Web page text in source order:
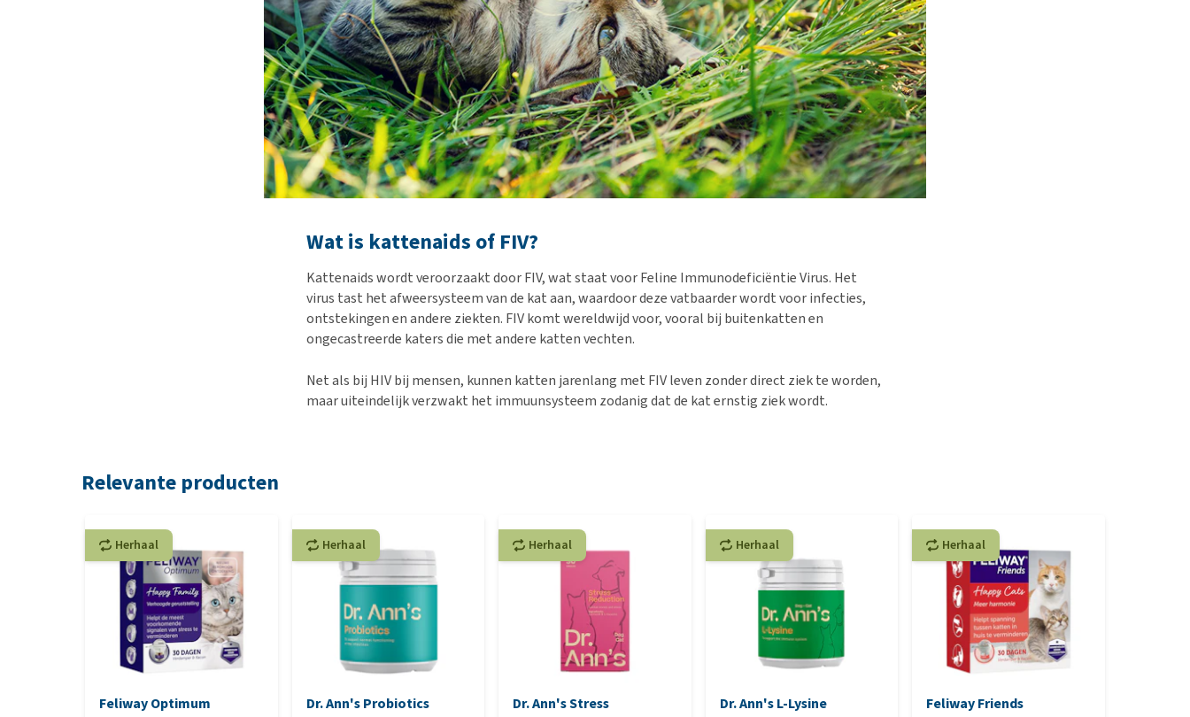
Wat is kattenaids of FIV?
Kattenaids wordt veroorzaakt door FIV, wat staat voor Feline Immunodeficiëntie Virus. Het
virus tast het afweersysteem van de kat aan, waardoor deze vatbaarder wordt voor infecties,
ontstekingen en andere ziekten. FIV komt wereldwijd voor, vooral bij buitenkatten en
ongecastreerde katers die met andere katten vechten.
Net als bij HIV bij mensen, kunnen katten jarenlang met FIV leven zonder direct ziek te worden,
maar uiteindelijk verzwakt het immuunsysteem zodanig dat de kat ernstig ziek wordt.
Relevante producten
Herhaal
Feliway Optimum
Herhaal
Dr. Ann's Probiotics
Herhaal
Dr. Ann's Stress
Herhaal
Dr. Ann's L-Lysine
Herhaal
Feliway Friends